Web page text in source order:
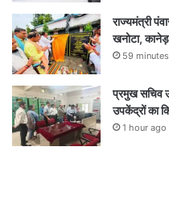
राज्यमंत्री
खनोटा,
59
प्रमुख सचिव
उपकेंद्रों का
1 hour ago